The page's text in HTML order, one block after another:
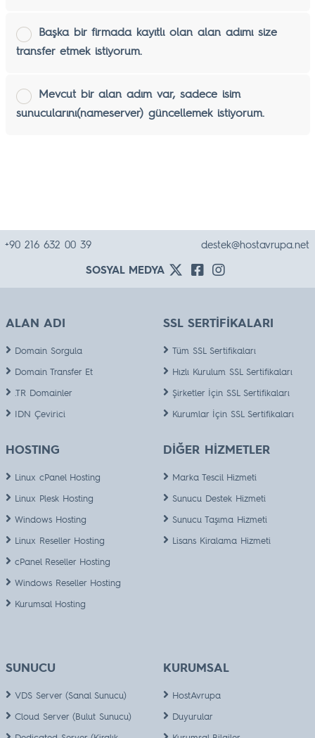
Başka bir firmada kayıtlı olan alan adımı size
transfer etmek istiyorum.
Mevcut bir alan adım var, sadece isim
sunucularını(nameserver) güncellemek istiyorum.
+90 216 632 00 39
destek@hostavrupa.net
SOSYAL MEDYA
ALAN ADI
Domain Sorgula
Domain Transfer Et
.TR Domainler
IDN Çevirici
HOSTING
Linux cPanel Hosting
Linux Plesk Hosting
Windows Hosting
Linux Reseller Hosting
cPanel Reseller Hosting
Windows Reseller Hosting
Kurumsal Hosting
SSL SERTİFİKALARI
Tüm SSL Sertifikaları
Hızlı Kurulum SSL Sertifikaları
Şirketler İçin SSL Sertifikaları
Kurumlar İçin SSL Sertifikaları
DİĞER HİZMETLER
Marka Tescil Hizmeti
Sunucu Destek Hizmeti
Sunucu Taşıma Hizmeti
Lisans Kiralama Hizmeti
SUNUCU
VDS Server (Sanal Sunucu)
Cloud Server (Bulut Sunucu)
KURUMSAL
HostAvrupa
Duyurular